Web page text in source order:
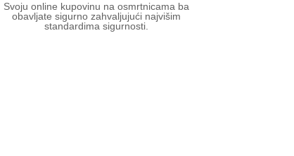
Svoju online kupovinu na osmrtnicama ba
obavljate sigurno zahvaljujući najvišim
standardima sigurnosti.